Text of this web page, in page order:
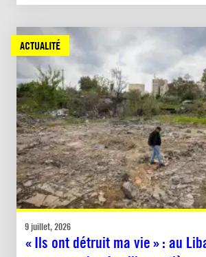
ACTUALITÉ
9 juillet, 2026
« Ils ont détruit ma vie » : au